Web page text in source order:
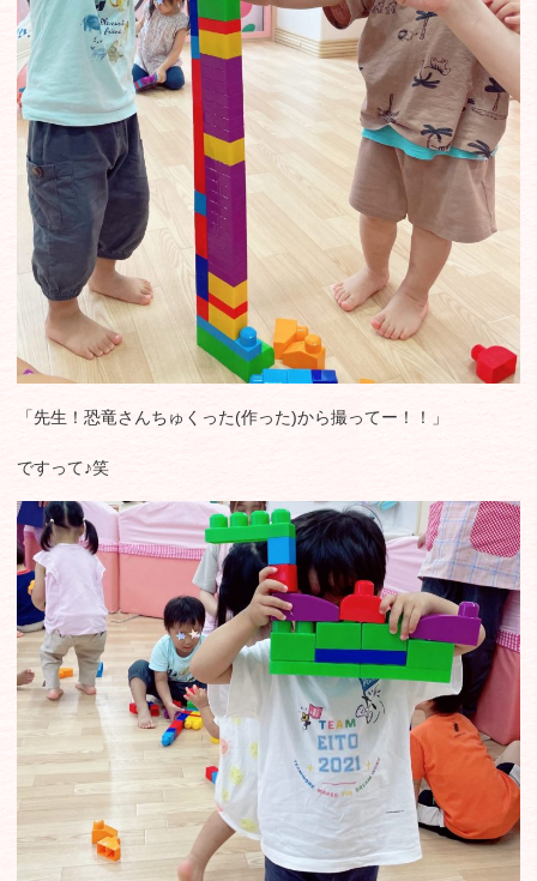
「先生！恐竜さんちゅくった(作った)から撮ってー！！」
ですって♪笑